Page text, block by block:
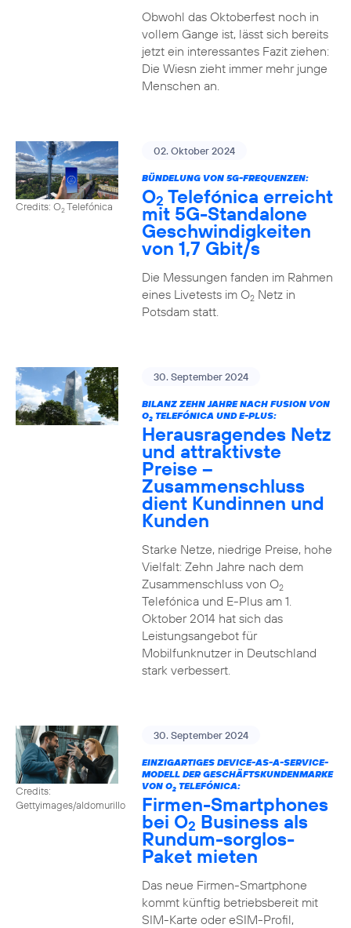
Obwohl das Oktoberfest noch in
vollem Gange ist, lässt sich bereits
jetzt ein interessantes Fazit ziehen:
Die Wiesn zieht immer mehr junge
Menschen an.
Credits: O2Telefónica
02. Oktober 2024
BÜNDELUNG VON 5G-FREQUENZEN:
O2 Telefónica erreicht
mit 5G-Standalone
Geschwindigkeiten
von 1,7 Gbit/s
Die Messungen fanden im Rahmen
eines Livetests im O2Netz in
Potsdam statt.
30. September 2024
BILANZ ZEHN JAHRE NACH FUSION VON
O2TELEFÓNICA UND E-PLUS:
Herausragendes Netz
und attraktivste
Preise –
Zusammenschluss
dient Kundinnen und
Kunden
Starke Netze, niedrige Preise, hohe
Vielfalt: Zehn Jahre nach dem
Zusammenschluss von O2
Telefónica und E-Plus am 1.
Oktober 2014 hat sich das
Leistungsangebot für
Mobilfunknutzer in Deutschland
stark verbessert.
Credits:
Gettyimages/aldomurillo
30. September 2024
EINZIGARTIGES DEVICE-AS-A-SERVICE-
MODELL DER GESCHÄFTSKUNDENMARKE
VON O2TELEFÓNICA:
Firmen-Smartphones
bei O2 Business als
Rundum-sorglos-
Paket mieten
Das neue Firmen-Smartphone
kommt künftig betriebsbereit mit
SIM-Karte oder eSIM-Profil,